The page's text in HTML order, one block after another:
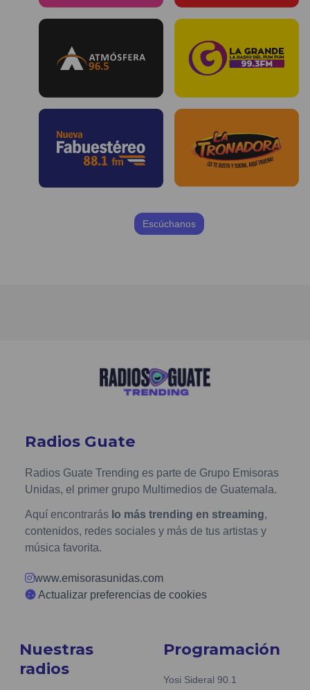
Escúchanos
Radios Guate
Radios Guate Trending es parte de Grupo Emisoras
Unidas, el primer grupo Multimedios de Guatemala.
Aquí encontrarás lo más trending en streaming,
contenidos, redes sociales y más de tus artistas y
música favorita.
www.emisorasunidas.com
Actualizar preferencias de cookies
Nuestras
radios
Programación
Yosi Sideral 90.1